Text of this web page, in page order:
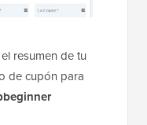
resumen de tu
de cupón para